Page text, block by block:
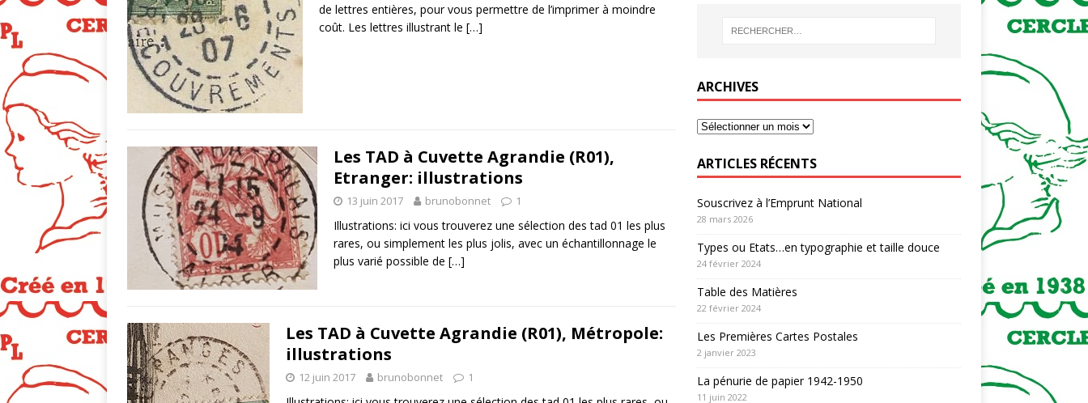
de lettres entières, pour vous permettre de l’imprimer à moindre
coût. Les lettres illustrant le […]
Les TAD à Cuvette Agrandie (R01),
Etranger: illustrations
13 juin 2017 brunobonnet 1
Illustrations: ici vous trouverez une sélection des tad 01 les plus
rares, ou simplement les plus jolis, avec un échantillonnage le
plus varié possible de […]
Les TAD à Cuvette Agrandie (R01), Métropole:
illustrations
12 juin 2017 brunobonnet 1
ARCHIVES
ARTICLES RÉCENTS
Souscrivez à l’Emprunt National
28 mars 2026
Types ou Etats…en typographie et taille douce
24 février 2024
Table des Matières
22 février 2024
Les Premières Cartes Postales
2 janvier 2023
La pénurie de papier 1942-1950
11 juin 2022